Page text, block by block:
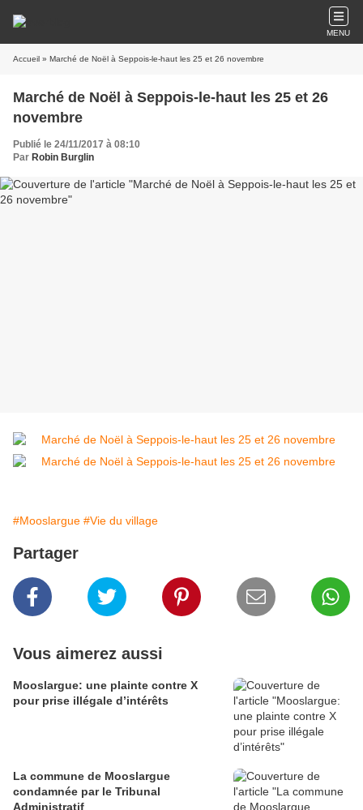
MENU
Accueil » Marché de Noël à Seppois-le-haut les 25 et 26 novembre
Marché de Noël à Seppois-le-haut les 25 et 26
novembre
Publié le 24/11/2017 à 08:10
Par Robin Burglin
#Mooslargue #Vie du village
Partager
Vous aimerez aussi
Mooslargue: une plainte contre X
pour prise illégale d’intérêts
La commune de Mooslargue
condamnée par le Tribunal
Administratif